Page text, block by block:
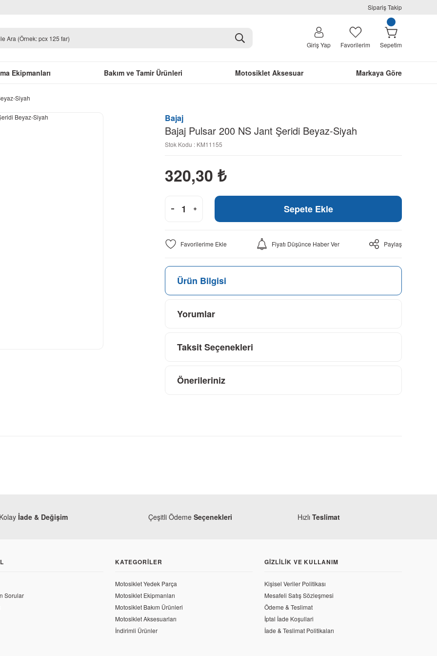
Sipariş Takip
Giriş Yap Favorilerim Sepetim
Ekipmanları Bakım ve Tamir Ürünleri Motosiklet Aksesuar Markaya Göre
Siyah
Bajaj
Bajaj Pulsar 200 NS Jant Şeridi Beyaz-Siyah
Stok Kodu : KM11155
320,30 ₺
Sepete Ekle
Fiyatı Düşünce Haber Ver Paylaş
Ürün Bilgisi
Yorumlar
Taksit Seçenekleri
Önerileriniz
Pulsar 200 NS Jant Mesafe Burcu 1
Bajaj Pulsar 200 NS Zincir Kilidi
Kolay İade & Değişim Çeşitli Ödeme Seçenekleri Hızlı Teslimat
Sorular
KATEGORILER
Motosiklet Yedek Parça
Motosiklet Ekipmanları
Motosiklet Bakım Ürünleri
Motosiklet Aksesuarları
İndirimli Ürünler
GIZLILIK VE KULLANIM
Kişisel Veriler Politikası
Mesafeli Satış Sözleşmesi
Ödeme & Teslimat
İptal İade Koşullari
İade & Teslimat Politikaları